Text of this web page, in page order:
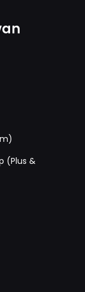
(Plus &